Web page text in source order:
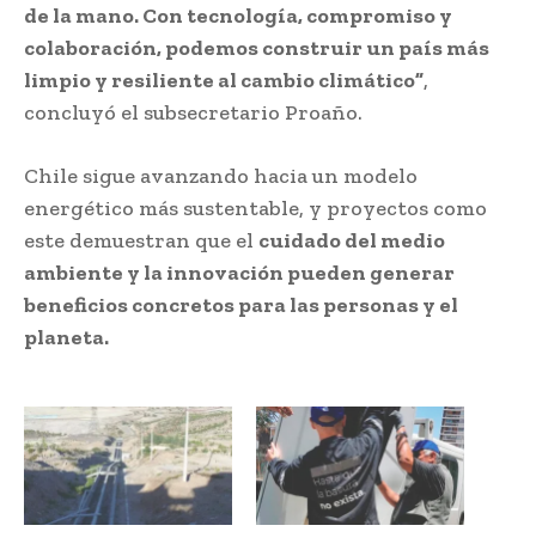
de la mano. Con tecnología, compromiso y
colaboración, podemos construir un país más
limpio y resiliente al cambio climático”,
concluyó el subsecretario Proaño.
Chile sigue avanzando hacia un modelo
energético más sustentable, y proyectos como
este demuestran que el cuidado del medio
ambiente y la innovación pueden generar
beneficios concretos para las personas y el
planeta.